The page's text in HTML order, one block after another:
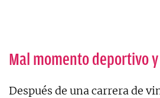
Mal momento deportivo y
Después de una carrera de